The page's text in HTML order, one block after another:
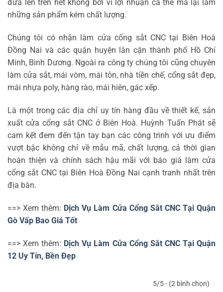
đưa lên trên hết không bởi vì lợi nhuận cá thể mà lại làm
những sản phẩm kém chất lượng.
Chúng tôi có nhận làm cửa cổng sắt CNC tại Biên Hoà
Đồng Nai và các quận huyện lân cận thành phố Hồ Chí
Minh, Bình Dương. Ngoài ra công ty chúng tôi cũng chuyên
làm cửa sắt, mái vòm, mái tôn, nhà tiền chế, cổng sắt đẹp,
mái nhựa poly, hàng rào, mái hiên, gác xếp.
Là một trong các địa chỉ uy tín hàng đầu về thiết kế, sản
xuất cửa cổng sắt CNC ở Biên Hoà. Huỳnh Tuấn Phát sẽ
cam kết đem đến tận tay bạn các công trình với ưu điểm
vượt bậc không chỉ về mẫu mã, chất lượng, cả thời gian
hoàn thiện và chính sách hậu mãi với báo giá làm cửa
cổng sắt CNC tại Biên Hoà Đồng Nai cạnh tranh nhất trên
địa bàn.
==> Xem thêm: Dịch Vụ Làm Cửa Cổng Sắt CNC Tại Quận
Gò Vấp Bao Giá Tốt
==> Xem thêm: Dịch Vụ Làm Cửa Cổng Sắt CNC Tại Quận
12 Uy Tín, Bền Đẹp
5/5 - (2 bình chọn)